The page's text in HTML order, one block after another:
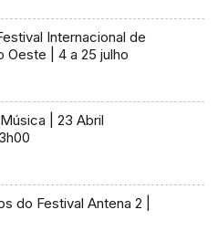
Internacional de
Oeste | 4 a 25 julho
| 23 Abril
do Festival Antena 2 |